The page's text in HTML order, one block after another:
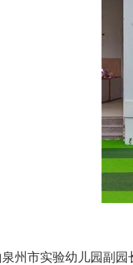
市实验幼儿园副园